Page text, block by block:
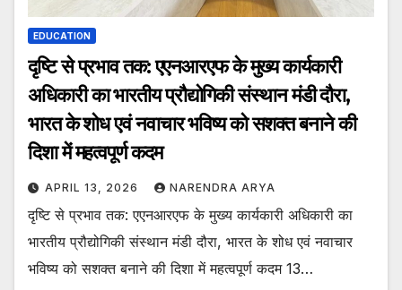
EDUCATION
दृष्टि से प्रभाव तक: एएनआरएफ के मुख्य कार्यकारी
अधिकारी का भारतीय प्रौद्योगिकी संस्थान मंडी दौरा,
भारत के शोध एवं नवाचार भविष्य को सशक्त बनाने की
दिशा में महत्वपूर्ण कदम
APRIL 13, 2026 NARENDRA ARYA
दृष्टि से प्रभाव तक: एएनआरएफ के मुख्य कार्यकारी अधिकारी का
भारतीय प्रौद्योगिकी संस्थान मंडी दौरा, भारत के शोध एवं नवाचार
भविष्य को सशक्त बनाने की दिशा में महत्वपूर्ण कदम 13…